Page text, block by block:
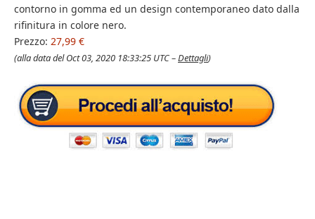
contorno in gomma ed un design contemporaneo dato dalla
rifinitura in colore nero.
Prezzo: 27,99 €
(alla data del Oct 03, 2020 18:33:25 UTC –Dettagli)